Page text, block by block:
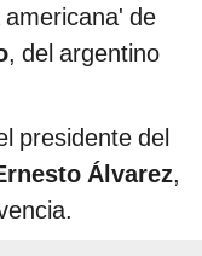
de
, del argentino
presidente del
Álvarez,